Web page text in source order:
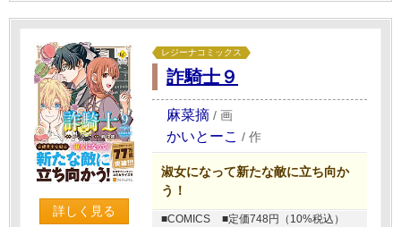
詳しく見る
レジーナコミックス
詐騎士９
麻菜摘 / 画
かいとーこ / 作
淑女になって新たな敵に立ち向か
う！
■COMICS
■定価748円（10%税込）